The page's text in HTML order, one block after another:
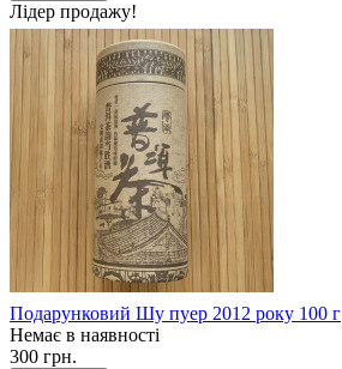
Лідер продажу!
Подарунковий Шу пуер 2012 року 100 г
Немає в наявності
300 грн.